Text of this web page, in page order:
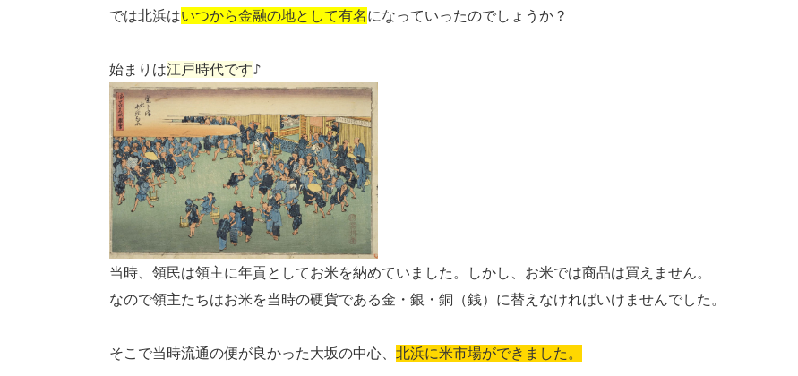
では北浜はいつから金融の地として有名になっていったのでしょうか？
始まりは江戸時代です♪
当時、領民は領主に年貢としてお米を納めていました。しかし、お米では商品は買えません。
なので領主たちはお米を当時の硬貨である金・銀・銅（銭）に替えなければいけませんでした。
そこで当時流通の便が良かった大坂の中心、 北浜に米市場ができました。